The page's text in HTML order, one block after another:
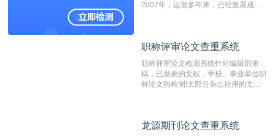
2007年，运营多年来，已经发展成为
检测速度快、精度高，市场反映良好。
职称评审论文查重系统
职称评审论文检测系统针对编辑部来
稿，已发表的文献，学校、事业单位职
称论文的检测!大部分杂志社用的文献
编辑部检测来稿和已发表的文献,检测
龙源期刊论文查重系统